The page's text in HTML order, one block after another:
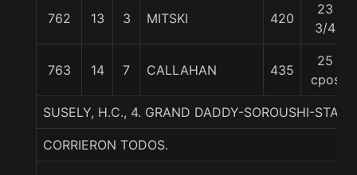
762 13 3 MITSKI 420
23
3/4
763 14 7 CALLAHAN 435
25
cpos
SUSELY, H.C., 4. GRAND DADDY-SOROUSHI-
CORRIERON TODOS.